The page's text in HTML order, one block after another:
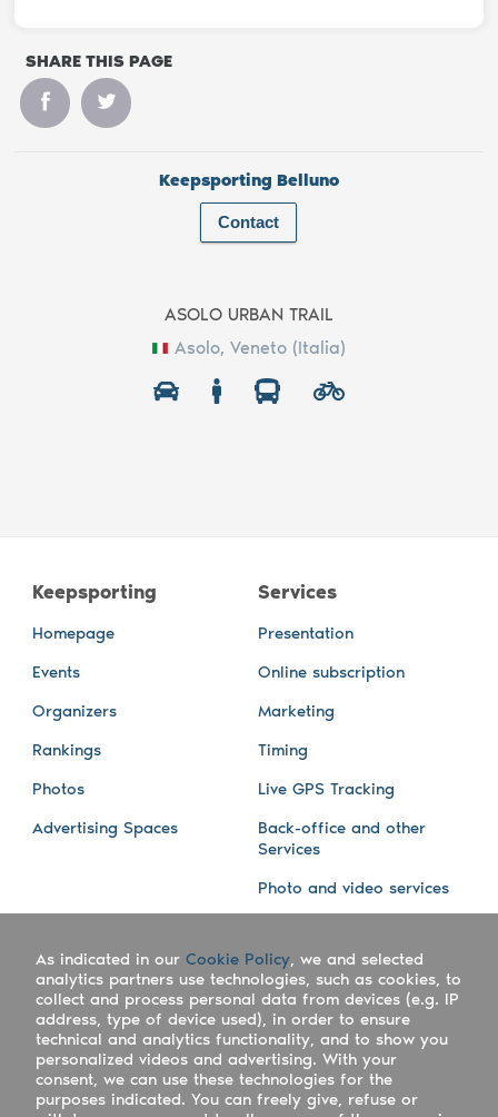
SHARE THIS PAGE
Keepsporting Belluno
Contact
ASOLO URBAN TRAIL
Asolo, Veneto (Italia)
Keepsporting
Homepage
Events
Organizers
Rankings
Photos
Advertising Spaces
Services
Presentation
Online subscription
Marketing
Timing
Live GPS Tracking
Back-office and other
Services
Photo and video services
Company
Work with us
Keepsporting Worldwide
References
Blog
Facebook
Instagram
Athletes assistance
As indicated in our Cookie Policy, we and selected
analytics partners use technologies, such as cookies, to
collect and process personal data from devices (e.g. IP
address, type of device used), in order to ensure
technical and analytics functionality, and to show you
personalized videos and advertising. With your
consent, we can use these technologies for the
purposes indicated. You can freely give, refuse or